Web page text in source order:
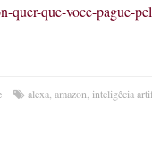
quer-que-voce-pague-
alexa, amazon, inteligêcia